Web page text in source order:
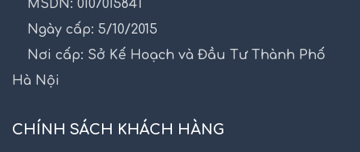
MSDN: 0107015841
Ngày cấp: 5/10/2015
Nơi cấp: Sở Kế Hoạch và Đầu Tư Thành Phố
Hà Nội
CHÍNH SÁCH KHÁCH HÀNG